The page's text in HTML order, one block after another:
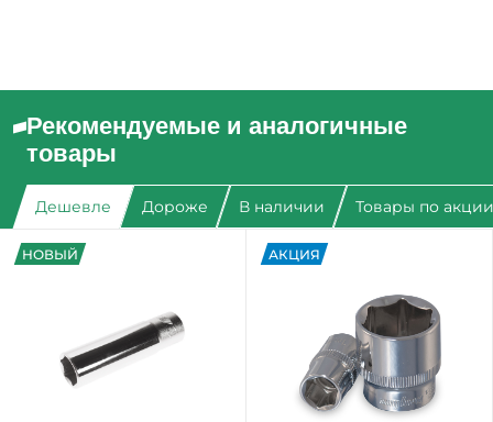
Рекомендуемые и аналогичные
товары
Дешевле Дороже В наличии Товары по акции
НОВЫЙ АКЦИЯ